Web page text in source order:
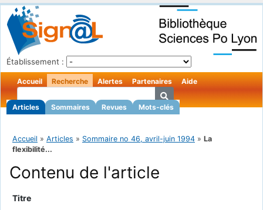
Établissement :
Accueil Recherche
Articles Sommaires Revues Mots-clés
Alertes Partenaires Aide
Accueil » Articles » Sommaire no 46, avril-juin 1994 » La
flexibilité...
Contenu de l'article
Titre